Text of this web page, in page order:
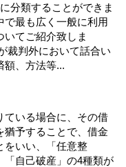
分類することができま
で最も広く一般に利用
いてご紹介致しま
裁判外において話合い
額、方法等...
ている場合に、その借
猶予することで、借金
をいい、「任意整
「自己破産」の4種類が